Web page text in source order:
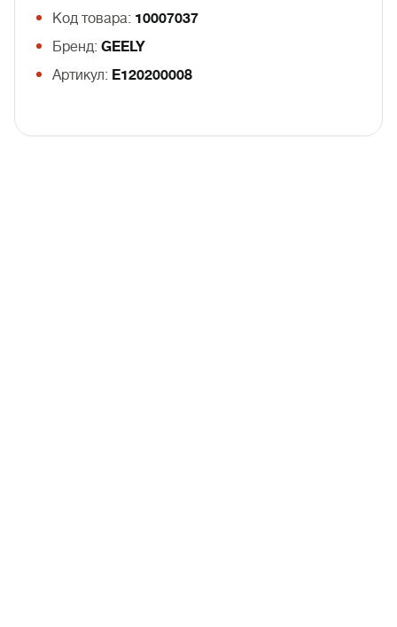
Код товара: 10007037
Бренд: GEELY
Артикул: E120200008